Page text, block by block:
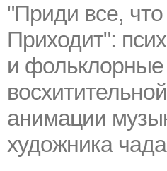
"Приди все,
Приходит":
и
анимации
художника